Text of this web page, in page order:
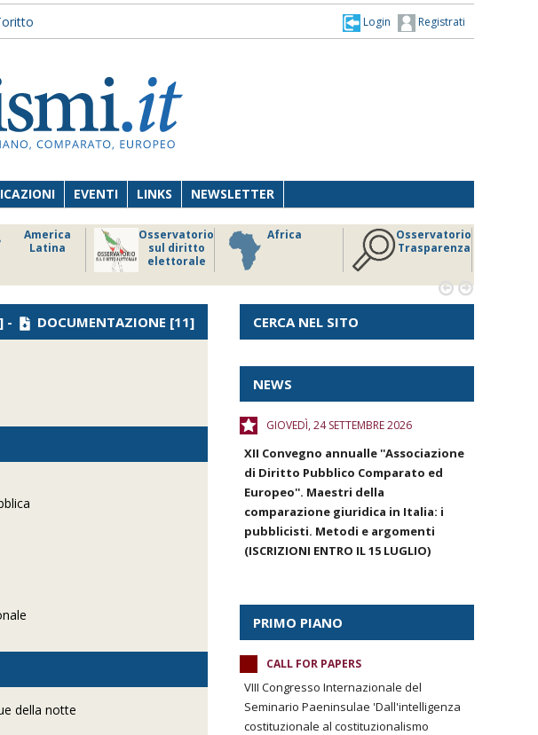
Registrati
Login
EVENTI LINKS NEWSLETTER
America
Latina
Osservatorio
sul diritto
elettorale
Africa
Osservatorio
Trasparenza
 
- DOCUMENTAZIONE [11]
della notte
CERCA NEL SITO
NEWS
GIOVEDÌ, 24 SETTEMBRE 2026
XII Convegno annualle ''Associazione
di Diritto Pubblico Comparato ed
Europeo''. Maestri della
comparazione giuridica in Italia: i
pubblicisti. Metodi e argomenti
(ISCRIZIONI ENTRO IL 15 LUGLIO)
PRIMO PIANO
CALL FOR PAPERS
VIII Congresso Internazionale del
Seminario Paeninsulae 'Dall'intelligenza
costituzionale al costituzionalismo